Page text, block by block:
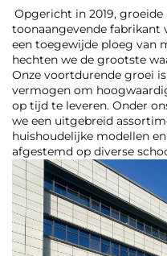
Opgericht in 2019,
toonaangevende fabrikant
een toegewijde ploeg van
hechten we de grootste
Onze voortdurende groei
vermogen om
op tijd te leveren. Onder
we een uitgebreid
huishoudelijke modellen
afgestemd op diverse